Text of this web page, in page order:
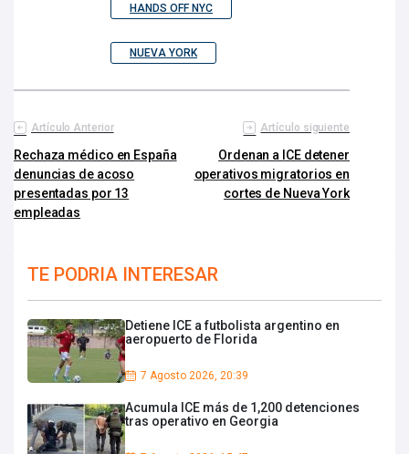
HANDS OFF NYC
NUEVA YORK
Artículo Anterior
Rechaza médico en España
denuncias de acoso
presentadas por 13
empleadas
Artículo siguiente
Ordenan a ICE detener
operativos migratorios en
cortes de Nueva York
TE PODRIA INTERESAR
Detiene ICE a futbolista argentino en
aeropuerto de Florida
7 Agosto 2026, 20:39
Acumula ICE más de 1,200 detenciones
tras operativo en Georgia